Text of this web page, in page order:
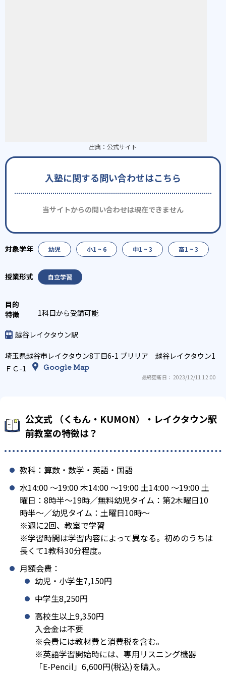
出典： 公式サイト
入塾に関する問い合わせはこちら
当サイトからの問い合わせは現在できません
幼児 小1 ~ 6 中1 ~ 3 高1 ~ 3
自立学習
1科目から受講可能
越谷レイクタウン駅
埼玉県越谷市レイクタウン8丁目6-1 ブリリア 越谷レイクタウン1
ＦＣ-1
Google Map
最終更新日： 2023/12/11 12:00
公文式 （くもん・KUMON）・レイクタウン駅
前教室の特徴は？
教科：算数・数学・英語・国語
水14:00 〜19:00 木14:00 〜19:00 土14:00 〜19:00 土
曜日：8時半～19時／無料幼児タイム：第2木曜日10
時半～／幼児タイム：土曜日10時～
※週に2回、教室で学習
※学習時間は学習内容によって異なる。初めのうちは
長くて1教科30分程度。
月額会費：
幼児・小学生7,150円
中学生8,250円
高校生以上9,350円
入会金は不要
※会費には教材費と消費税を含む。
※英語学習開始時には、専用リスニング機器
「E-Pencil」6,600円(税込)を購入。